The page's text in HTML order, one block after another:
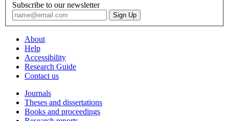
Subscribe to our newsletter
About
Help
Accessibility
Research Guide
Contact us
Journals
Theses and dissertations
Books and proceedings